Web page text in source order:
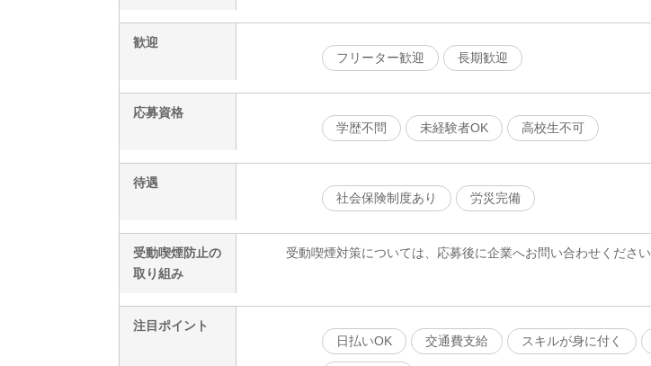
歓迎
フリーター歓迎
長期歓迎
応募資格
学歴不問
未経験者OK 高校生不可
待遇
社会保険制度あり
労災完備
受動喫煙防止の
取り組み
受動喫煙対策については、応募後に企業へお問い合わせください
注目ポイント
日払いOK
交通費支給 スキルが身に付く